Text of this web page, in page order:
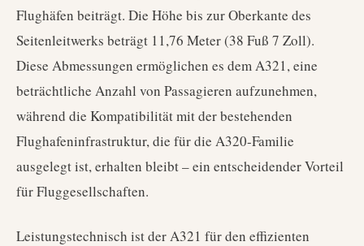
Flughäfen beiträgt. Die Höhe bis zur Oberkante des
Seitenleitwerks beträgt 11,76 Meter (38 Fuß 7 Zoll).
Diese Abmessungen ermöglichen es dem A321, eine
beträchtliche Anzahl von Passagieren aufzunehmen,
während die Kompatibilität mit der bestehenden
Flughafeninfrastruktur, die für die A320-Familie
ausgelegt ist, erhalten bleibt – ein entscheidender Vorteil
für Fluggesellschaften.
Leistungstechnisch ist der A321 für den effizienten